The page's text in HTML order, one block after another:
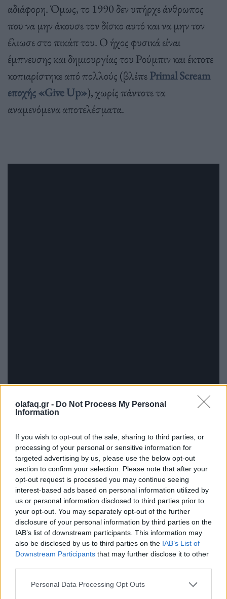
olafaq.gr - Do Not Process My Personal
Information
If you wish to opt-out of the sale, sharing to third parties, or
processing of your personal or sensitive information for
targeted advertising by us, please use the below opt-out
section to confirm your selection. Please note that after your
opt-out request is processed you may continue seeing
interest-based ads based on personal information utilized by
us or personal information disclosed to third parties prior to
your opt-out. You may separately opt-out of the further
disclosure of your personal information by third parties on the
IAB’s list of downstream participants. This information may
also be disclosed by us to third parties on the IAB’s List of
Downstream Participants that may further disclose it to other
Personal Data Processing Opt Outs
αδιάφορη. Όμως, το 1990 δεν υπήρχε άνθρωπος
που να μην άκουσε τον δίσκο αυτό και να μην τον
έλιωσε στο πικάπ του. Ο ήχος φυσικά είναι
έμπνευσης και δημιουργίας του Ρούμπιν και έκτοτε
κοπιαρίστηκε από πολλούς (βλέπεPrimal Scream
εποχής «Give Up»), χωρίς πάντοτε τα
αναμενόμενα αποτελέσματα.
1991: Red Hot Chili Peppers – Blood Sugar Sex
Magik
Το άλμπουμ αυτό είναι ένα πολυεπίπεδο
κατασκεύασμα που όχι απλώς έκανε τον Ρούμπιν
εκατομμυριούχο, αλλά κατόρθωσε να αναστήσει τις
ακολουθεί και μια διαφορετική ηχητική